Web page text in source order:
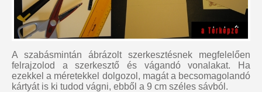
A szabásmintán ábrázolt szerkesztésnek megfelelően
felrajzolod a szerkesztő és vágandó vonalakat. Ha
ezekkel a méretekkel dolgozol, magát a becsomagolandó
kártyát is ki tudod vágni, ebből a 9 cm széles sávból.